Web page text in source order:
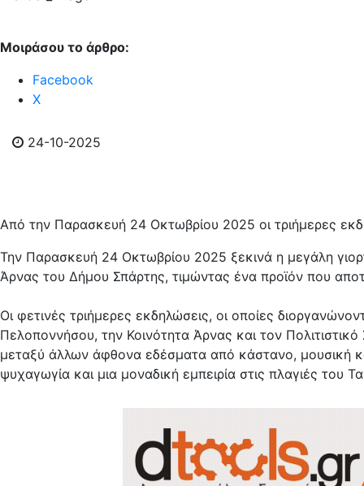
Μοιράσου το άρθρο:
Facebook
Χ
24-10-2025
Από την Παρασκευή 24 Οκτωβρίου 2025 οι τριήμερες
Την Παρασκευή 24 Οκτωβρίου 2025 ξεκινά η μεγάλη
Άρνας του Δήμου Σπάρτης, τιμώντας ένα προϊόν που
Οι φετινές τριήμερες εκδηλώσεις, οι οποίες
Πελοποννήσου, την Κοινότητα Άρνας και τον
μεταξύ άλλων άφθονα εδέσματα από κάστανο, μουσική
ψυχαγωγία και μια μοναδική εμπειρία στις πλαγιές του